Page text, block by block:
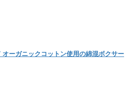
ーガニックコットン使用の綿混ボクサー